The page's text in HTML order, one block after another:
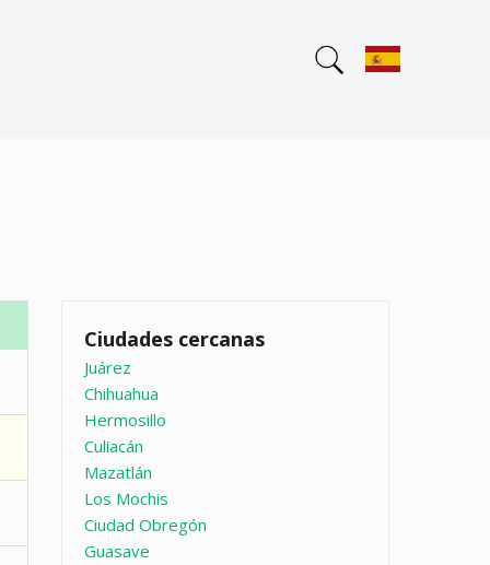
Ciudades cercanas
Juárez
Chihuahua
Hermosillo
Culiacán
Mazatlán
Los Mochis
Ciudad Obregón
Guasave